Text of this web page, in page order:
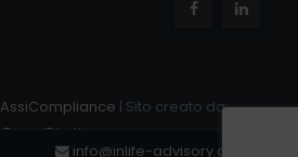
info@inlife-advisory.com
AssiCompliance | Sito creato da:
BrandDiretto